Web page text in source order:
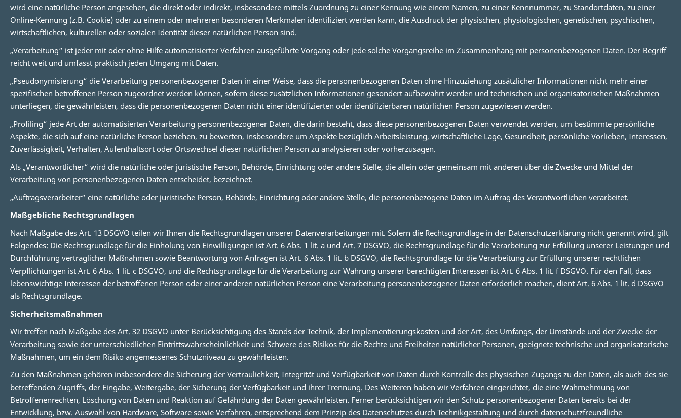
wird eine natürliche Person angesehen, die direkt oder indirekt, insbesondere mittels Zuordnung zu einer Kennung wie einem Namen, zu einer Kennnummer, zu Standortdaten, zu einer
Online-Kennung (z.B. Cookie) oder zu einem oder mehreren besonderen Merkmalen identifiziert werden kann, die Ausdruck der physischen, physiologischen, genetischen, psychischen,
wirtschaftlichen, kulturellen oder sozialen Identität dieser natürlichen Person sind.
„Verarbeitung“ ist jeder mit oder ohne Hilfe automatisierter Verfahren ausgeführte Vorgang oder jede solche Vorgangsreihe im Zusammenhang mit personenbezogenen Daten. Der Begriff
reicht weit und umfasst praktisch jeden Umgang mit Daten.
„Pseudonymisierung“ die Verarbeitung personenbezogener Daten in einer Weise, dass die personenbezogenen Daten ohne Hinzuziehung zusätzlicher Informationen nicht mehr einer
spezifischen betroffenen Person zugeordnet werden können, sofern diese zusätzlichen Informationen gesondert aufbewahrt werden und technischen und organisatorischen Maßnahmen
unterliegen, die gewährleisten, dass die personenbezogenen Daten nicht einer identifizierten oder identifizierbaren natürlichen Person zugewiesen werden.
„Profiling“ jede Art der automatisierten Verarbeitung personenbezogener Daten, die darin besteht, dass diese personenbezogenen Daten verwendet werden, um bestimmte persönliche
Aspekte, die sich auf eine natürliche Person beziehen, zu bewerten, insbesondere um Aspekte bezüglich Arbeitsleistung, wirtschaftliche Lage, Gesundheit, persönliche Vorlieben, Interessen,
Zuverlässigkeit, Verhalten, Aufenthaltsort oder Ortswechsel dieser natürlichen Person zu analysieren oder vorherzusagen.
Als „Verantwortlicher“ wird die natürliche oder juristische Person, Behörde, Einrichtung oder andere Stelle, die allein oder gemeinsam mit anderen über die Zwecke und Mittel der
Verarbeitung von personenbezogenen Daten entscheidet, bezeichnet.
„Auftragsverarbeiter“ eine natürliche oder juristische Person, Behörde, Einrichtung oder andere Stelle, die personenbezogene Daten im Auftrag des Verantwortlichen verarbeitet.
Maßgebliche Rechtsgrundlagen
Nach Maßgabe des Art. 13 DSGVO teilen wir Ihnen die Rechtsgrundlagen unserer Datenverarbeitungen mit. Sofern die Rechtsgrundlage in der Datenschutzerklärung nicht genannt wird, gilt
Folgendes: Die Rechtsgrundlage für die Einholung von Einwilligungen ist Art. 6 Abs. 1 lit. a und Art. 7 DSGVO, die Rechtsgrundlage für die Verarbeitung zur Erfüllung unserer Leistungen und
Durchführung vertraglicher Maßnahmen sowie Beantwortung von Anfragen ist Art. 6 Abs. 1 lit. b DSGVO, die Rechtsgrundlage für die Verarbeitung zur Erfüllung unserer rechtlichen
Verpflichtungen ist Art. 6 Abs. 1 lit. c DSGVO, und die Rechtsgrundlage für die Verarbeitung zur Wahrung unserer berechtigten Interessen ist Art. 6 Abs. 1 lit. f DSGVO. Für den Fall, dass
lebenswichtige Interessen der betroffenen Person oder einer anderen natürlichen Person eine Verarbeitung personenbezogener Daten erforderlich machen, dient Art. 6 Abs. 1 lit. d DSGVO
als Rechtsgrundlage.
Sicherheitsmaßnahmen
Wir treffen nach Maßgabe des Art. 32 DSGVO unter Berücksichtigung des Stands der Technik, der Implementierungskosten und der Art, des Umfangs, der Umstände und der Zwecke der
Verarbeitung sowie der unterschiedlichen Eintrittswahrscheinlichkeit und Schwere des Risikos für die Rechte und Freiheiten natürlicher Personen, geeignete technische und organisatorische
Maßnahmen, um ein dem Risiko angemessenes Schutzniveau zu gewährleisten.
Zu den Maßnahmen gehören insbesondere die Sicherung der Vertraulichkeit, Integrität und Verfügbarkeit von Daten durch Kontrolle des physischen Zugangs zu den Daten, als auch des sie
betreffenden Zugriffs, der Eingabe, Weitergabe, der Sicherung der Verfügbarkeit und ihrer Trennung. Des Weiteren haben wir Verfahren eingerichtet, die eine Wahrnehmung von
Betroffenenrechten, Löschung von Daten und Reaktion auf Gefährdung der Daten gewährleisten. Ferner berücksichtigen wir den Schutz personenbezogener Daten bereits bei der
Entwicklung, bzw. Auswahl von Hardware, Software sowie Verfahren, entsprechend dem Prinzip des Datenschutzes durch Technikgestaltung und durch datenschutzfreundliche